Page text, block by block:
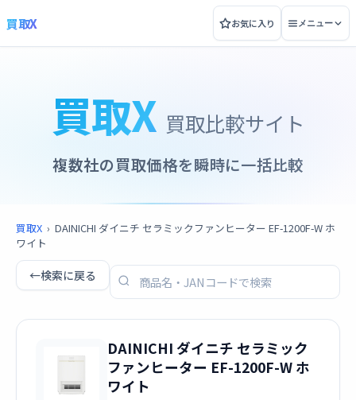
買取X お気に入り メニュー
買取X 買取比較サイト
複数社の買取価格を瞬時に一括比較
買取X › DAINICHI ダイニチ セラミックファンヒーター EF-1200F-W ホ
ワイト
←検索に戻る
DAINICHI ダイニチ セラミック
ファンヒーター EF-1200F-W ホ
ワイト